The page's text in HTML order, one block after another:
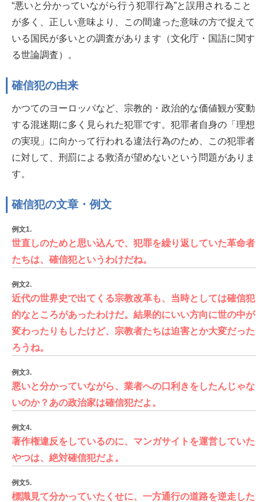
“悪いと分かっていながら行う犯罪行為”と誤用されること
が多く、正しい意味より、この間違った意味の方で捉えて
いる国民が多いとの調査があります（文化庁・国語に関す
る世論調査）。
確信犯の由来
かつてのヨーロッパなど、宗教的・政治的な価値観が変動
する混迷期に多く見られた犯罪です。犯罪者自身の「理想
の実現」に向かって行われる違法行為のため、この犯罪者
に対して、刑罰による救済が望めないという問題がありま
す。
確信犯の文章・例文
例文1.
世直しのためと思い込んで、犯罪を繰り返していた革命者
たちは、確信犯というわけだね。
例文2.
近代の世界史で出てくる宗教改革も、当時としては確信犯
的なところがあったわけだ。結果的にいい方向に世の中が
変わったりもしたけど、宗教者たちは迫害とか大変だった
ろうね。
例文3.
悪いと分かっていながら、業者への口利きをしたんじゃな
いのか？あの政治家は確信犯だよ。
例文4.
著作権違反をしているのに、マンガサイトを運営していた
やつは、絶対確信犯だよ。
例文5.
標識見て分かっていたくせに、一方通行の道路を逆走した